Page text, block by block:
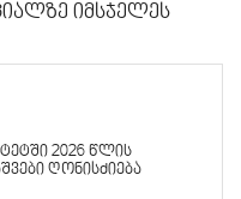
იმსჯელეს
2026 წლის
ღონისძიება